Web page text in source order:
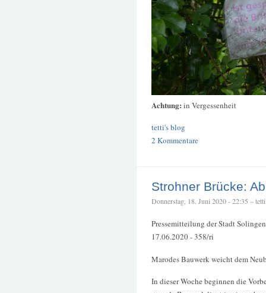
Achtung: in Vergessenheit
tetti's blog
2 Kommentare
Strohner Brücke:
Donnerstag, 18. Juni 2020 - 22:35 – tetti
Pressemitteilung der Stadt Solingen
17.06.2020 - 358/ri
Marodes Bauwerk weicht dem
In dieser Woche beginnen die